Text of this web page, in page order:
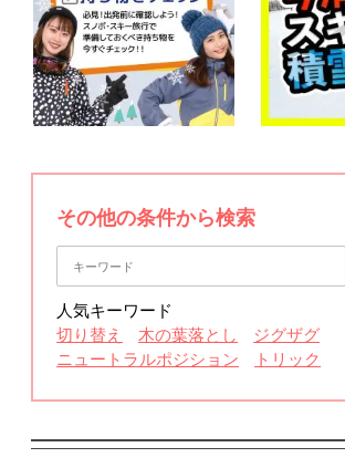
その他の条件から検索
人気キーワード
切り替え
木の葉落とし
ジグザグ
ニュートラルポジション
トリック